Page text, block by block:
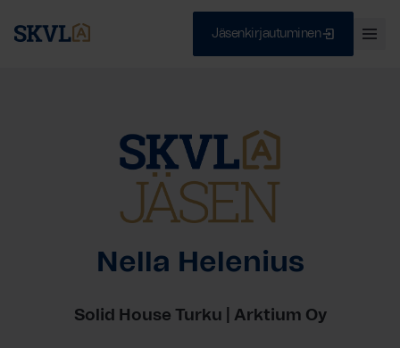
Jäsenkirjautuminen
Nella Helenius
Solid House Turku | Arktium Oy